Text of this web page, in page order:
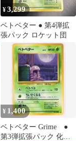
¥3,299
ベトベター ● 第4弾拡
張パック ロケット団
¥ 1,400
ベトベター Grime ●
第3弾拡張パック 化石